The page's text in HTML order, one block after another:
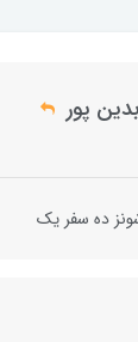
پور
ده سفر یک